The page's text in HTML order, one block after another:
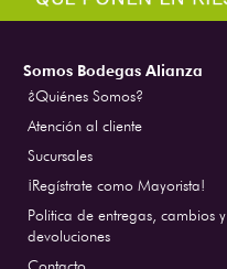
Somos Bodegas Alianza
¿Quiénes Somos?
Atención al cliente
Sucursales
¡Regístrate como Mayorista!
Politica de entregas, cambios y
devoluciones